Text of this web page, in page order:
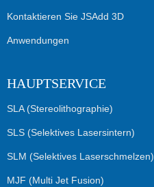
Kontaktieren Sie JSAdd 3D
Anwendungen
HAUPTSERVICE
SLA (Stereolithographie)
SLS (Selektives Lasersintern)
SLM (Selektives Laserschmelzen)
MJF (Multi Jet Fusion)